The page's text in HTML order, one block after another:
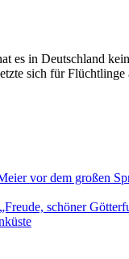
es in Deutschland
sich für
vor dem großen
schöner